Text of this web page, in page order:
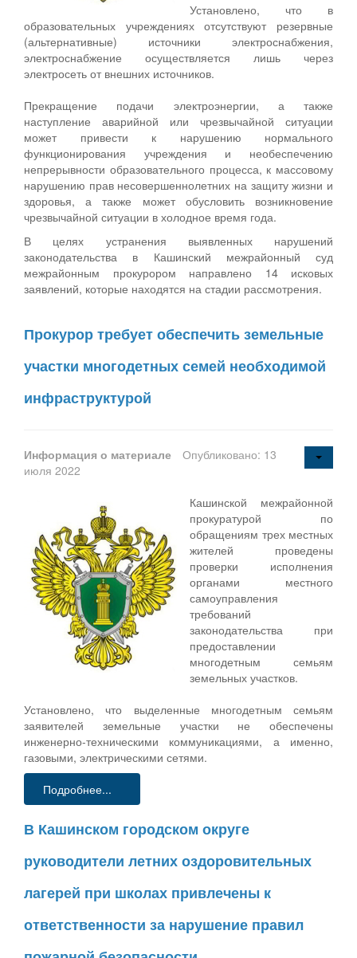
Установлено, что в
образовательных учреждениях отсутствуют резервные
(альтернативные) источники электроснабжения,
электроснабжение осуществляется лишь через
электросеть от внешних источников.
Прекращение подачи электроэнергии, а также
наступление аварийной или чрезвычайной ситуации
может привести к нарушению нормального
функционирования учреждения и необеспечению
непрерывности образовательного процесса, к массовому
нарушению прав несовершеннолетних на защиту жизни и
здоровья, а также может обусловить возникновение
чрезвычайной ситуации в холодное время года.
В целях устранения выявленных нарушений
законодательства в Кашинский межрайонный суд
межрайонным прокурором направлено 14 исковых
заявлений, которые находятся на стадии рассмотрения.
Прокурор требует обеспечить земельные
участки многодетных семей необходимой
инфраструктурой
Информация о материале
Опубликовано: 13
июля 2022
Кашинской межрайонной
прокуратурой по
обращениям трех местных
жителей проведены
проверки исполнения
органами местного
самоуправления
требований
законодательства при
предоставлении
многодетным семьям
земельных участков.
Установлено, что выделенные многодетным семьям
заявителей земельные участки не обеспечены
инженерно-техническими коммуникациями, а именно,
газовыми, электрическими сетями.
Подробнее...
В Кашинском городском округе
руководители летних оздоровительных
лагерей при школах привлечены к
ответственности за нарушение правил